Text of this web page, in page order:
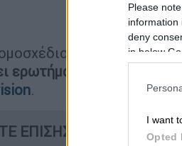
Please
information
deny
in below
I want
Opted
που
ερωτήματα για το μέλλον
.
ΕΠΙΣΗΣ